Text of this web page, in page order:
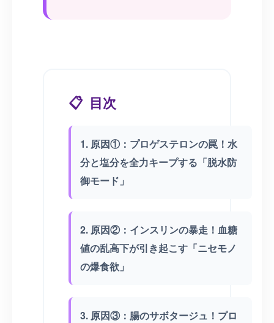
📋 目次
1. 原因①：プロゲステロンの罠！水
分と塩分を全力キープする「脱水防
御モード」
2. 原因②：インスリンの暴走！血糖
値の乱高下が引き起こす「ニセモノ
の爆食欲」
3. 原因③：腸のサボタージュ！プロ